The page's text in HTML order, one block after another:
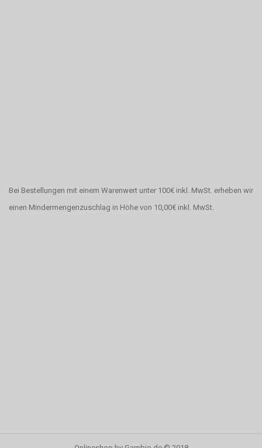
Bei Bestellungen mit einem Warenwert unter 100€ inkl. MwSt. erheben wir
einen Mindermengenzuschlag in Höhe von 10,00€ inkl. MwSt.